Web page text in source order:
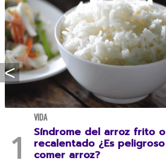
VIDA
Síndrome del arroz frito o
recalentado ¿Es peligroso
comer arroz?